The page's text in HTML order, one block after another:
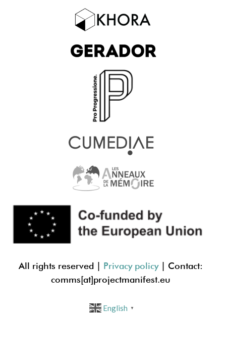
All rights reserved | Privacy policy| Contact:
comms[at]projectmanifest.eu
English ▼